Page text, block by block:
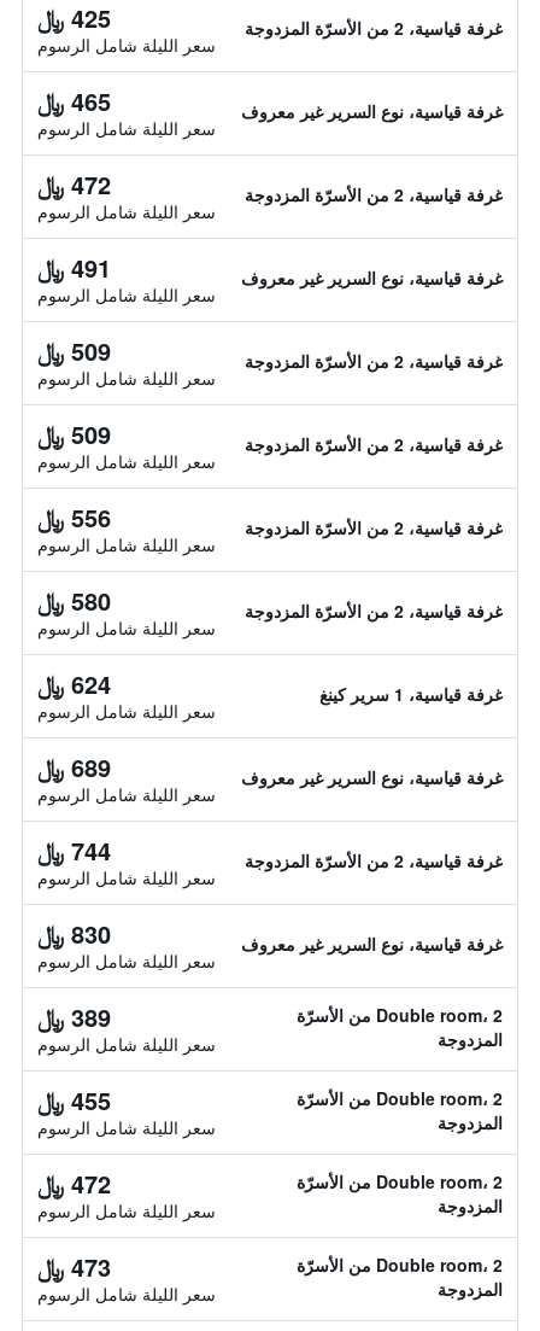
غرفة قياسية، 2 من الأسرّة المزدوجة 425 ﷼
سعر الليلة شامل الرسوم
غرفة قياسية، نوع السرير غير معروف 465 ﷼
سعر الليلة شامل الرسوم
غرفة قياسية، 2 من الأسرّة المزدوجة 472 ﷼
سعر الليلة شامل الرسوم
غرفة قياسية، نوع السرير غير معروف 491 ﷼
سعر الليلة شامل الرسوم
غرفة قياسية، 2 من الأسرّة المزدوجة 509 ﷼
سعر الليلة شامل الرسوم
غرفة قياسية، 2 من الأسرّة المزدوجة 509 ﷼
سعر الليلة شامل الرسوم
غرفة قياسية، 2 من الأسرّة المزدوجة 556 ﷼
سعر الليلة شامل الرسوم
غرفة قياسية، 2 من الأسرّة المزدوجة 580 ﷼
سعر الليلة شامل الرسوم
غرفة قياسية، 1 سرير كينغ 624 ﷼
سعر الليلة شامل الرسوم
غرفة قياسية، نوع السرير غير معروف 689 ﷼
سعر الليلة شامل الرسوم
غرفة قياسية، 2 من الأسرّة المزدوجة 744 ﷼
سعر الليلة شامل الرسوم
غرفة قياسية، نوع السرير غير معروف 830 ﷼
سعر الليلة شامل الرسوم
Double room، 2 من الأسرّة
المزدوجة
389 ﷼
سعر الليلة شامل الرسوم
Double room، 2 من الأسرّة
المزدوجة
455 ﷼
سعر الليلة شامل الرسوم
Double room، 2 من الأسرّة
المزدوجة
472 ﷼
سعر الليلة شامل الرسوم
Double room، 2 من الأسرّة
المزدوجة
473 ﷼
سعر الليلة شامل الرسوم